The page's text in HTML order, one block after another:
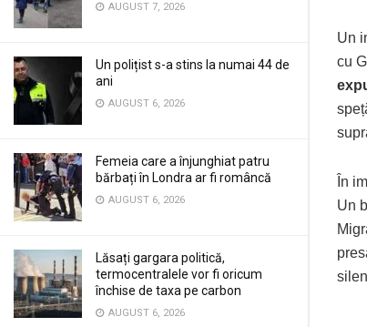
AUGUST 7, 2026
Un polițist s-a stins la numai 44 de
ani
AUGUST 6, 2026
Femeia care a înjunghiat patru
bărbați în Londra ar fi româncă
AUGUST 6, 2026
Lăsați gargara politică,
termocentralele vor fi oricum
închise de taxa pe carbon
AUGUST 6, 2026
Un
cu
În
Un